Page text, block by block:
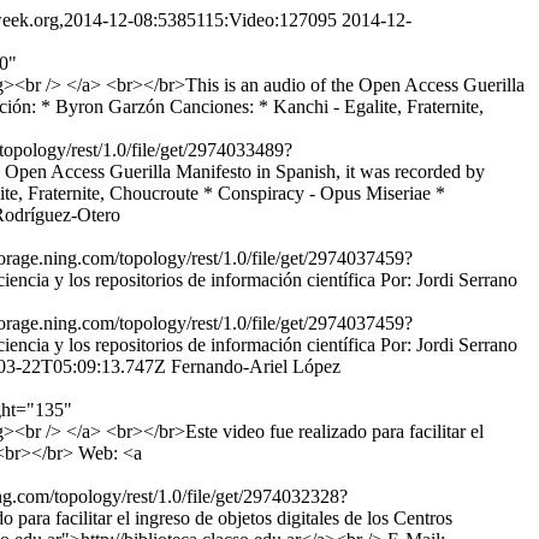
12-08:5385115:Video:127095 2014-12-
/> </a> <br></br>This is an audio of the Open Access Guerilla
* Byron Garzón Canciones: * Kanchi - Egalite, Fraternite,
rest/1.0/file/get/2974033489?
Access Guerilla Manifesto in Spanish, it was recorded by
Fraternite, Choucroute * Conspiracy - Opus Miseriae *
Otero
topology/rest/1.0/file/get/2974037459?
y los repositorios de información científica Por: Jordi Serrano
topology/rest/1.0/file/get/2974037459?
y los repositorios de información científica Por: Jordi Serrano
22T05:09:13.747Z Fernando-Ariel López
/> </a> <br></br>Este video fue realizado para facilitar el
br> Web: <a
topology/rest/1.0/file/get/2974032328?
facilitar el ingreso de objetos digitales de los Centros